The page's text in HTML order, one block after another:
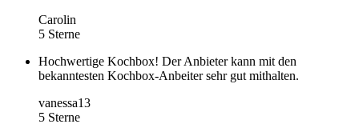
Carolin
5 Sterne
Hochwertige Kochbox! Der Anbieter kann mit den
bekanntesten Kochbox-Anbeiter sehr gut mithalten.
vanessa13
5 Sterne